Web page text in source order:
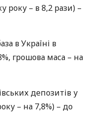
року – в 8,2 рази) –
в Україні в
грошова маса – на
депозитів у
– на 7,8%) – до